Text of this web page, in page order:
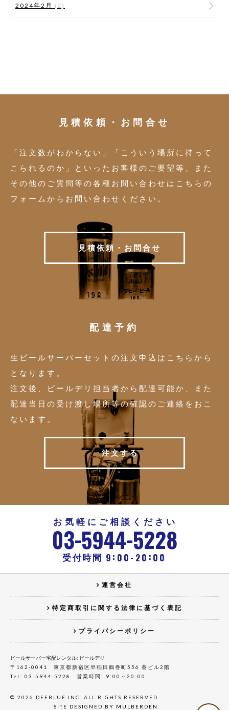
2024年2月 (2)
見積依頼・お問合せ
「注文数がわからない」「こういう場所に持って
こられるのか」といったお客様のご要望等、また
その他のご質問等の各種お問い合わせはこちらの
フォームからお問い合わせください。
見積依頼 ・ お 問 合せ
配達予約
生ビールサーバーセットの注文申込はこちらから
となります。
注文後、ビールデリ担当者から配達可能か、また
配達当日の受け渡し場所等の確認のご連絡をおこ
ないます。
注文する
お気軽にご相談ください
03-5944-5228
受付時間 9 : 00 - 20 : 00
運営会社
特定商取引に関する法律に基づく表記
プライバシーポリシー
ビールサーバー宅配レンタル: ビールデリ
〒162-0041 東京都新宿区早稲田鶴巻町556 葵ビル2階
Tel: 03-5944-5228 営業時間: 9:00～20:00
© 2026 DEEBLUE.INC. ALL RIGHTS RESERVED.
SITE DESIGNED BY MULBERDEN.